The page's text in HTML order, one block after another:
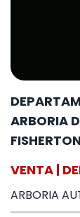
ARBORIA
VENTA |
ARBORIA